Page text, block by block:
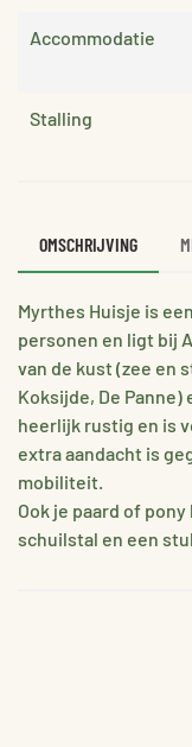
Accommodatie
Stalling
OMSCHRIJVING
Myrthes Huisje is
personen en ligt bij
van de kust (zee en
Koksijde, De
heerlijk rustig en is
extra aandacht is
mobiliteit.
Ook je paard of
schuilstal en een